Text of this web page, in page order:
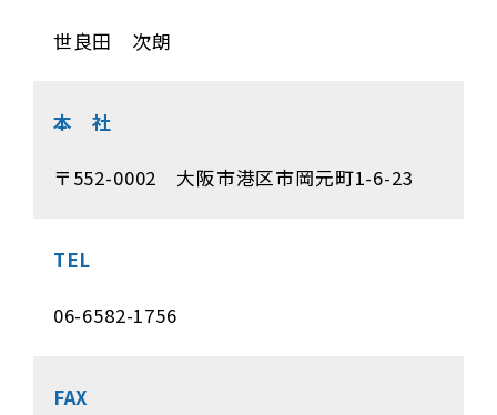
世良田 次朗
本 社
〒552-0002 大阪市港区市岡元町1-6-23
TEL
06-6582-1756
FAX